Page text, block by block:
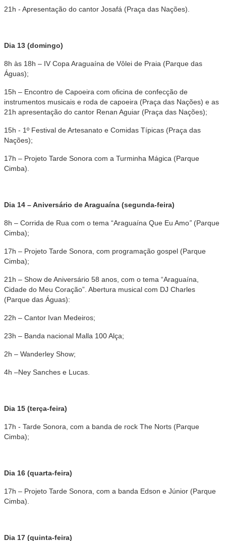
21h - Apresentação do cantor Josafá (Praça das Nações).
Dia 13 (domingo)
8h às 18h – IV Copa Araguaína de Vôlei de Praia (Parque das
Águas);
15h – Encontro de Capoeira com oficina de confecção de
instrumentos musicais e roda de capoeira (Praça das Nações) e as
21h apresentação do cantor Renan Aguiar (Praça das Nações);
15h - 1º Festival de Artesanato e Comidas Típicas (Praça das
Nações);
17h – Projeto Tarde Sonora com a Turminha Mágica (Parque
Cimba).
Dia 14 – Aniversário de Araguaína (segunda-feira)
8h – Corrida de Rua com o tema “Araguaína Que Eu Amo” (Parque
Cimba);
17h – Projeto Tarde Sonora, com programação gospel (Parque
Cimba);
21h – Show de Aniversário 58 anos, com o tema “Araguaína,
Cidade do Meu Coração”. Abertura musical com DJ Charles
(Parque das Águas):
22h – Cantor Ivan Medeiros;
23h – Banda nacional Malla 100 Alça;
2h – Wanderley Show;
4h –Ney Sanches e Lucas.
Dia 15 (terça-feira)
17h - Tarde Sonora, com a banda de rock The Norts (Parque
Cimba);
Dia 16 (quarta-feira)
17h – Projeto Tarde Sonora, com a banda Edson e Júnior (Parque
Cimba).
Dia 17 (quinta-feira)